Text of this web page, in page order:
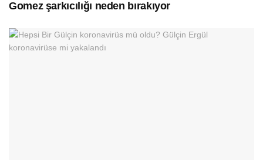
Gomez şarkıcılığı neden bırakıyor